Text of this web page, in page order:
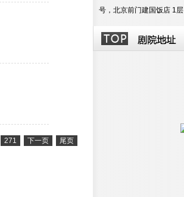
271 下一页 尾页
号，北京前门建国饭店 1层